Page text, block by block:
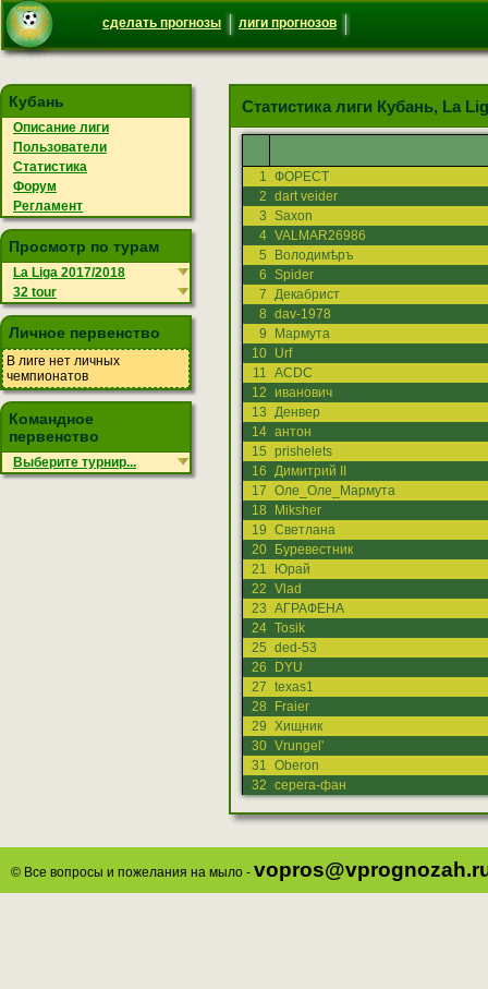
сделать прогнозы лиги прогнозов
Статистика лиги Кубань, La
1 ФОРЕСТ
2 dart veider
3 Saxon
4 VALMAR26986
5
Володимѣръ
6 Spider
7 Декабрист
8 dav-1978
9
Мармута
10 Urf
11 ACDC
12 иванович
13 Денвер
14 антон
15 prishelets
16 Димитрий II
17 Оле_Оле_Мармута
18
Miksher
19 Светлана
20
Буревестник
21
Юрай
22 Vlad
23 АГРАФЕНА
24 Tosik
25 ded-53
26
DYU
27 texas1
28
Fraier
29 Хищник
30 Vrungel'
31 Oberon
32 серега-фан
Кубань
Описание лиги
Пользователи
Статистика
Форум
Регламент
Просмотр по турам
La Liga 2017/2018
32 tour
Личное первенство
В лиге нет личных
чемпионатов
Командное
первенство
Выберите турнир...
© Все вопросы и пожелания на мыло -